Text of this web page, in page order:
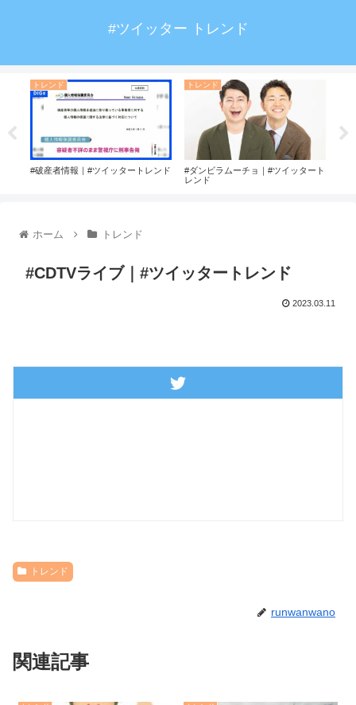
#ツイッター トレンド
トレンド
#破産者情報｜#ツイッタートレンド
トレンド
#ダンビラムーチョ｜#ツイッタート
レンド
ホーム トレンド
#CDTVライブ｜#ツイッタートレンド
2023.03.11
トレンド
runwanwano
関連記事